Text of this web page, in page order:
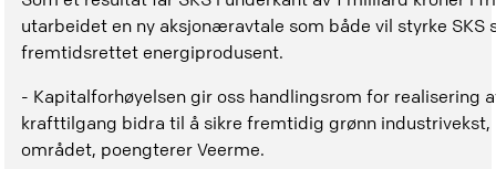
utarbeidet en ny aksjonæravtale som både vil styrke
fremtidsrettet energiprodusent.
- Kapitalforhøyelsen gir oss handlingsrom for
krafttilgang bidra til å sikre fremtidig grønn
området, poengterer Veerme.